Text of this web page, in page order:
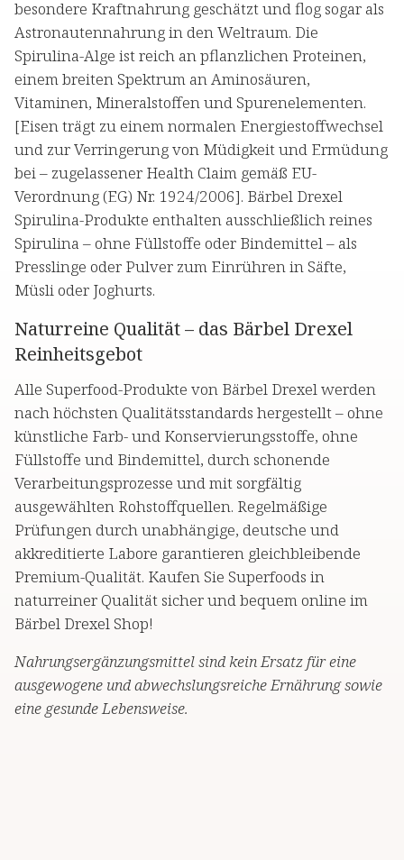
besondere Kraftnahrung geschätzt und flog sogar als
Astronautennahrung in den Weltraum. Die
Spirulina-Alge ist reich an pflanzlichen Proteinen,
einem breiten Spektrum an Aminosäuren,
Vitaminen, Mineralstoffen und Spurenelementen.
[Eisen trägt zu einem normalen Energiestoffwechsel
und zur Verringerung von Müdigkeit und Ermüdung
bei – zugelassener Health Claim gemäß EU-
Verordnung (EG) Nr. 1924/2006]. Bärbel Drexel
Spirulina-Produkte enthalten ausschließlich reines
Spirulina – ohne Füllstoffe oder Bindemittel – als
Presslinge oder Pulver zum Einrühren in Säfte,
Müsli oder Joghurts.
Naturreine Qualität – das Bärbel Drexel
Reinheitsgebot
Alle Superfood-Produkte von Bärbel Drexel werden
nach höchsten Qualitätsstandards hergestellt – ohne
künstliche Farb- und Konservierungsstoffe, ohne
Füllstoffe und Bindemittel, durch schonende
Verarbeitungsprozesse und mit sorgfältig
ausgewählten Rohstoffquellen. Regelmäßige
Prüfungen durch unabhängige, deutsche und
akkreditierte Labore garantieren gleichbleibende
Premium-Qualität. Kaufen Sie Superfoods in
naturreiner Qualität sicher und bequem online im
Bärbel Drexel Shop!
Nahrungsergänzungsmittel sind kein Ersatz für eine
ausgewogene und abwechslungsreiche Ernährung sowie
eine gesunde Lebensweise.